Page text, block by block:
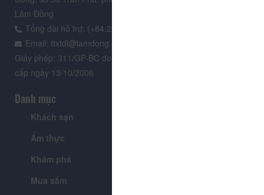
Lâm Đồng
Tổng đài hỗ trợ: (+84.235) 3.916.961
Email: ttxtdl@lamdong.gov.vn
Giấy phép: 311/GP-BC do Cục Báo chí - Bộ Văn hóa Thông tin
cấp ngày 13/10/2006
Danh mục
Khách sạn
Ẩm thực
Khám phá
Mua sắm